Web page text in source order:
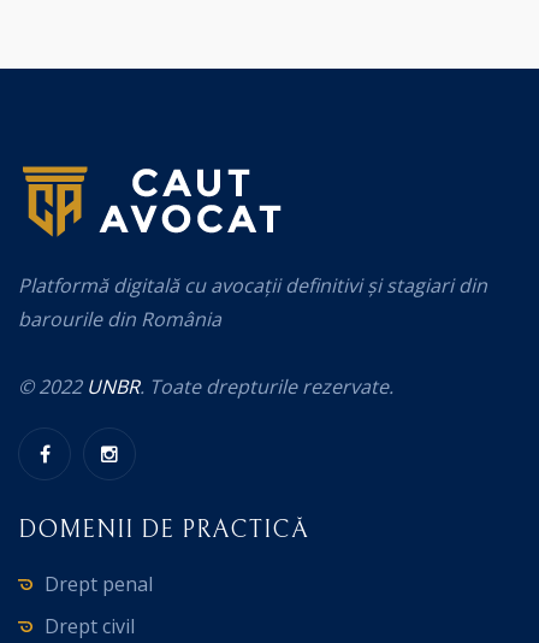
Platformă digitală cu avocații definitivi și stagiari din
barourile din România
© 2022 UNBR. Toate drepturile rezervate.
DOMENII DE PRACTICĂ
Drept penal
Drept civil